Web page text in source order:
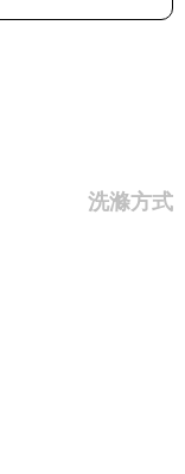
洗滌方式